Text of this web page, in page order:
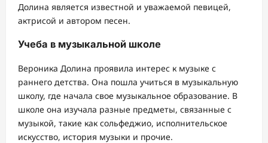
Долина является известной и уважаемой певицей,
актрисой и автором песен.
Учеба в музыкальной школе
Вероника Долина проявила интерес к музыке с
раннего детства. Она пошла учиться в музыкальную
школу, где начала свое музыкальное образование. В
школе она изучала разные предметы, связанные с
музыкой, такие как сольфеджио, исполнительское
искусство, история музыки и прочие.